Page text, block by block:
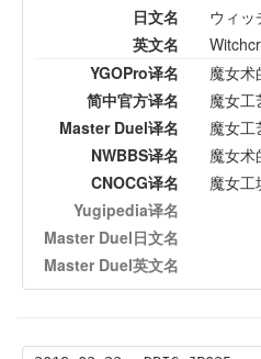
日文名
ウィッ
英文名
YGOPro译名
魔女术
简中官方译名
魔女工
Master Duel译名
魔女工
NWBBS译名
魔女术
CNOCG译名
魔女工
Yugipedia译名
Master Duel日文名
Master Duel英文名